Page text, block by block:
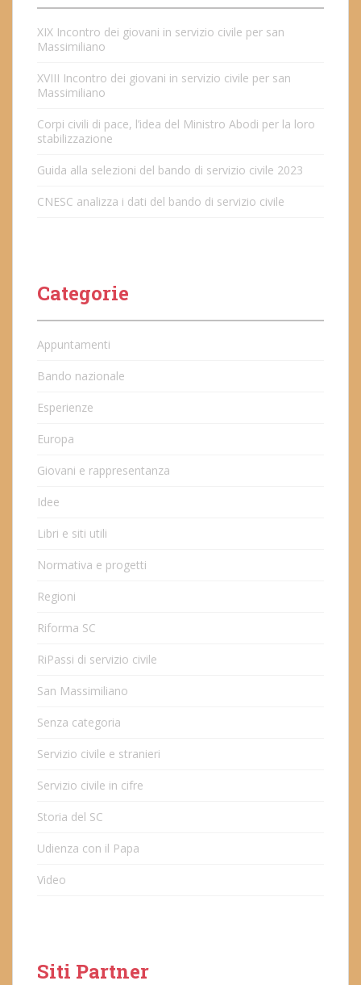
XIX Incontro dei giovani in servizio civile per san
Massimiliano
XVIII Incontro dei giovani in servizio civile per san
Massimiliano
Corpi civili di pace, l’idea del Ministro Abodi per la loro
stabilizzazione
Guida alla selezioni del bando di servizio civile 2023
CNESC analizza i dati del bando di servizio civile
Categorie
Appuntamenti
Bando nazionale
Esperienze
Europa
Giovani e rappresentanza
Idee
Libri e siti utili
Normativa e progetti
Regioni
Riforma SC
RiPassi di servizio civile
San Massimiliano
Senza categoria
Servizio civile e stranieri
Servizio civile in cifre
Storia del SC
Udienza con il Papa
Video
Siti Partner